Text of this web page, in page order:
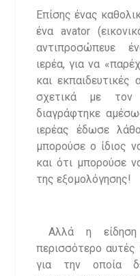
Επίσης ένας
ένα avator
αντιπροσώπευε
ιερέα, για να
και εκπαιδευτικές
σχετικά με τον
διαγράφτηκε
ιερέας έδωσε
μπορούσε ο ίδιος
και ότι μπορούσε
της εξομολόγησης!
Αλλά η είδηση
περισσότερο αυτές
για την οποία